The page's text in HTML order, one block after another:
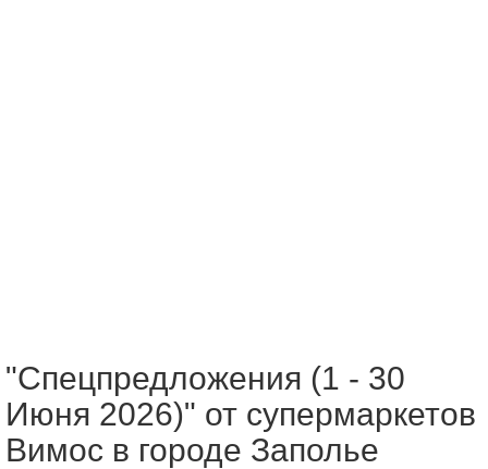
"Спецпредложения (1 - 30
Июня 2026)" от супермаркетов
Вимос в городе Заполье